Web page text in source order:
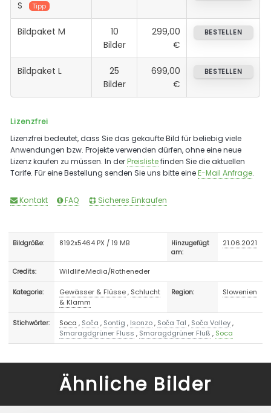
S
Tipp
Bildpaket M
10
Bilder
299,00
€
BESTELLEN
Bildpaket L
25
Bilder
699,00
€
BESTELLEN
Lizenzfrei
Lizenzfrei bedeutet, dass Sie das gekaufte Bild für beliebig viele
Anwendungen bzw. Projekte verwenden dürfen, ohne eine neue
Lizenz kaufen zu müssen. In derPreislistefinden Sie die aktuellen
Tarife. Für eine Bestellung senden Sie uns bitte eineE-Mail Anfrage.
Kontakt FAQ Sicheres Einkaufen
Bildgröße: 8192x5464 PX / 19 MB
Hinzugefügt
am:
21.06.2021
Credits: Wildlife.Media/Rotheneder
Kategorie: Gewässer & Flüsse, Schlucht
& Klamm
Region: Slowenien
Stichwörter: Soca , Soča , Sontig , Isonzo, Soča Tal , Soča Valley,
Smaragdgrüner Fluss , Smaragdgrüner Fluß , Soca
Ähnliche Bilder